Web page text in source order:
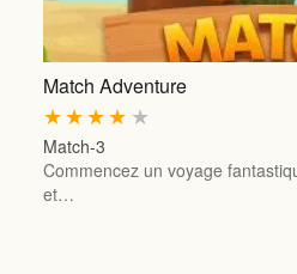
Match Adventure
★
★
★
★
★
Match-3
Commencez un voyage
et…